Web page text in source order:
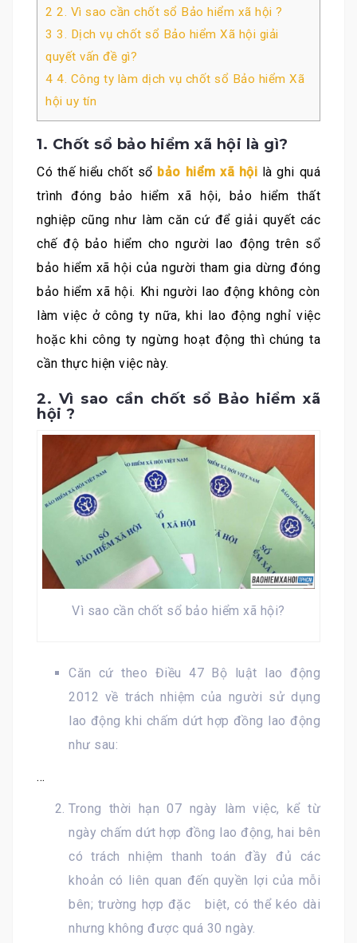
2 2. Vì sao cần chốt sổ Bảo hiểm xã hội ?
3 3. Dịch vụ chốt sổ Bảo hiểm Xã hội giải
quyết vấn đề gì?
4 4. Công ty làm dịch vụ chốt sổ Bảo hiểm Xã
hội uy tín
1. Chốt sổ bảo hiểm xã hội là gì?
Có thế hiểu chốt sổ bảo hiểm xã hội là ghi quá
trình đóng bảo hiểm xã hội, bảo hiểm thất
nghiệp cũng như làm căn cứ để giải quyết các
chế độ bảo hiểm cho người lao động trên sổ
bảo hiểm xã hội của người tham gia dừng đóng
bảo hiểm xã hội. Khi người lao động không còn
làm việc ở công ty nữa, khi lao động nghỉ việc
hoặc khi công ty ngừng hoạt động thì chúng ta
cần thực hiện việc này.
2. Vì sao cần chốt sổ Bảo hiểm xã
hội ?
Vì sao cần chốt sổ bảo hiểm xã hội?
Căn cứ theo Điều 47 Bộ luật lao động
2012 về trách nhiệm của người sử dụng
lao động khi chấm dứt hợp đồng lao động
như sau:
…
Trong thời hạn 07 ngày làm việc, kể từ
ngày chấm dứt hợp đồng lao động, hai bên
có trách nhiệm thanh toán đầy đủ các
khoản có liên quan đến quyền lợi của mỗi
bên; trường hợp đặc biệt, có thể kéo dài
nhưng không được quá 30 ngày.